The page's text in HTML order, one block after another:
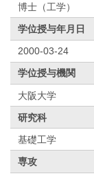
博士（工学）
学位授与年月日
2000-03-24
学位授与機関
大阪大学
研究科
基礎工学
専攻